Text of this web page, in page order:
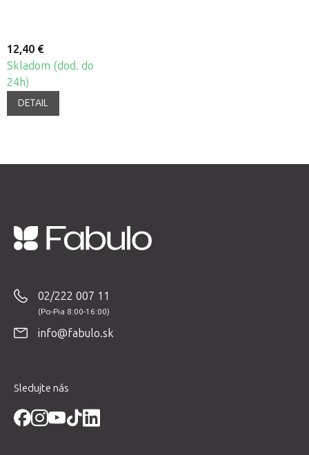
12,40 €
Skladom (dod. do
24h)
DETAIL
02/222 007 11
info@fabulo.sk
Sledujte nás